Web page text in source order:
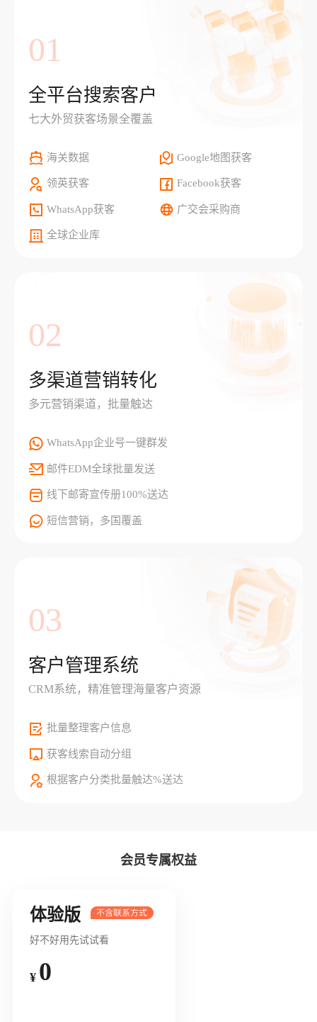
01
全平台搜索客户
七大外贸获客场景全覆盖
海关数据 Google地图获客
领英获客 Facebook获客
WhatsApp获客 广交会采购商
全球企业库
02
多渠道营销转化
多元营销渠道，批量触达
WhatsApp企业号一键群发
邮件EDM全球批量发送
线下邮寄宣传册100%送达
短信营销，多国覆盖
03
客户管理系统
CRM系统，精准管理海量客户资源
批量整理客户信息
获客线索自动分组
根据客户分类批量触达%送达
会员专属权益
体验版
好不好用先试试看
¥ 0